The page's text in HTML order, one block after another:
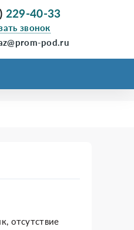
229-40-33
звонок
pod.ru
отсутствие